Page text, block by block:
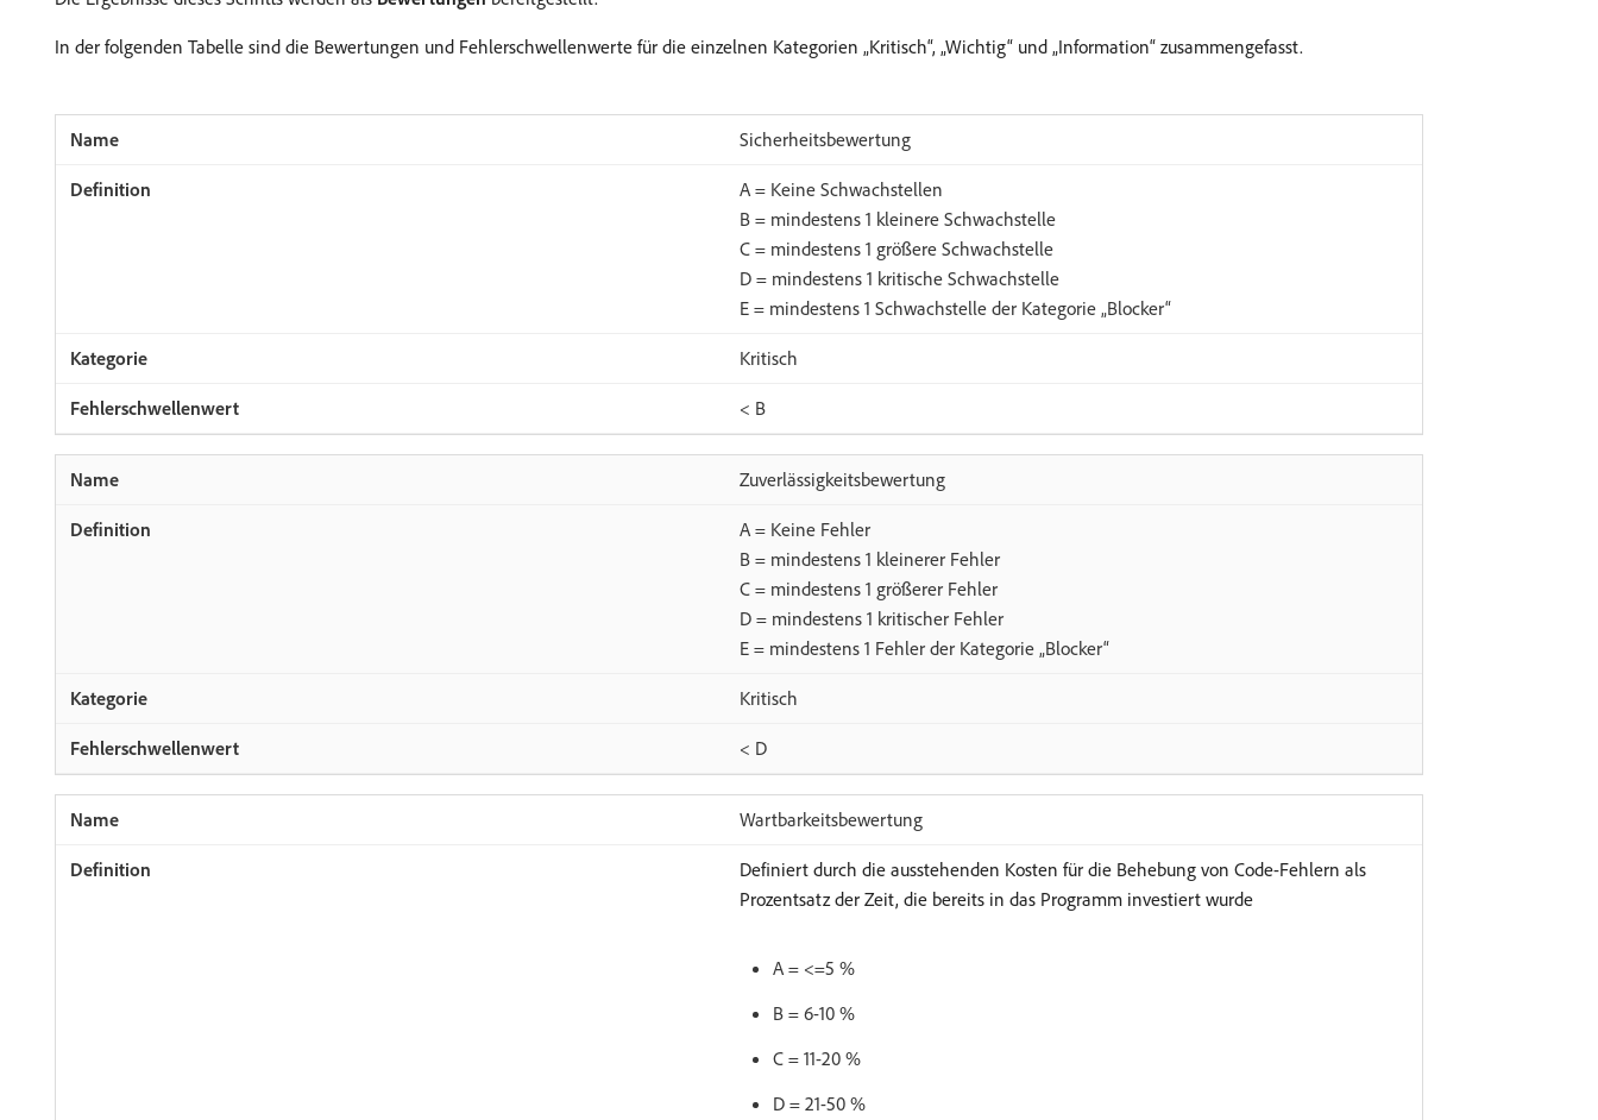
In der folgenden Tabelle sind die Bewertungen und Fehlerschwellenwerte für die einzelnen Kategorien „Kritisch“, „Wichtig“ und „Information“ zusammengefasst.
Sicherheitsbewertung
A = Keine Schwachstellen
B = mindestens 1 kleinere Schwachstelle
C = mindestens 1 größere Schwachstelle
D = mindestens 1 kritische Schwachstelle
E = mindestens 1 Schwachstelle der Kategorie „Blocker“
Kritisch
< B
Zuverlässigkeitsbewertung
A = Keine Fehler
B = mindestens 1 kleinerer Fehler
C = mindestens 1 größerer Fehler
D = mindestens 1 kritischer Fehler
E = mindestens 1 Fehler der Kategorie „Blocker“
Kritisch
< D
Wartbarkeitsbewertung
Definiert durch die ausstehenden Kosten für die Behebung von Code-Fehlern als
Prozentsatz der Zeit, die bereits in das Programm investiert wurde
A = <=5 %
B = 6-10 %
C = 11-20 %
D = 21-50 %